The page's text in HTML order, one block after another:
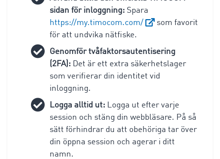
sidan för inloggning: Spara
https://my.timocom.com/
som favorit
för att undvika nätfiske.
Genomför tvåfaktorsautentisering
(2FA): Det är ett extra säkerhetslager
som verifierar din identitet vid
inloggning.
Logga alltid ut: Logga ut efter varje
session och stäng din webbläsare. På så
sätt förhindrar du att obehöriga tar över
din öppna session och agerar i ditt
namn.